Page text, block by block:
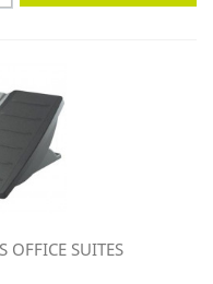
OFFICE SUITES